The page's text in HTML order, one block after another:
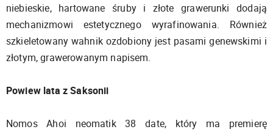
niebieskie, hartowane śruby i złote grawerunki dodają
mechanizmowi estetycznego wyrafinowania. Również
szkieletowany wahnik ozdobiony jest pasami genewskimi i
złotym, grawerowanym napisem.
Powiew lata z Saksonii
Nomos Ahoi neomatik 38 date, który ma premierę